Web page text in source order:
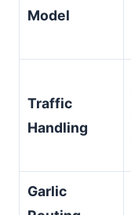
Model
Traffic
Handling
Garlic